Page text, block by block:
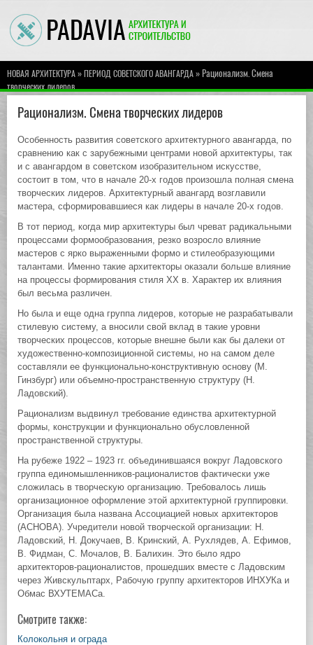
НОВАЯ АРХИТЕКТУРА»ПЕРИОД СОВЕТСКОГО АВАНГАРДА» Рационализм. Смена
творческих лидеров
Рационализм. Смена творческих лидеров
Особенность развития советского архитектурного авангарда, по
сравнению как с зарубежными центрами новой архитектуры, так
и с авангардом в советском изобразительном искусстве,
состоит в том, что в начале 20-х годов произошла полная смена
творческих лидеров. Архитектурный авангард возглавили
мастера, сформировавшиеся как лидеры в начале 20-х годов.
В тот период, когда мир архитектуры был чреват радикальными
процессами формообразования, резко возросло влияние
мастеров с ярко выраженными формо и стилеобразующими
талантами. Именно такие архитекторы оказали больше влияние
на процессы формирования стиля XX в. Характер их влияния
был весьма различен.
Но была и еще одна группа лидеров, которые не разрабатывали
стилевую систему, а вносили свой вклад в такие уровни
творческих процессов, которые внешне были как бы далеки от
художественно-композиционной системы, но на самом деле
составляли ее функционально-конструктивную основу (М.
Гинзбург) или объемно-пространственную структуру (Н.
Ладовский).
Рационализм выдвинул требование единства архитектурной
формы, конструкции и функционально обусловленной
пространственной структуры.
На рубеже 1922 – 1923 гг. объединившаяся вокруг Ладовского
группа единомышленников-рационалистов фактически уже
сложилась в творческую организацию. Требовалось лишь
организационное оформление этой архитектурной группировки.
Организация была названа Ассоциацией новых архитекторов
(АСНОВА). Учредители новой творческой организации: Н.
Ладовский, Н. Докучаев, В. Кринский, А. Рухлядев, А. Ефимов,
В. Фидман, С. Мочалов, В. Балихин. Это было ядро
архитекторов-рационалистов, прошедших вместе с Ладовским
через Живскульптарх, Рабочую группу архитекторов ИНХУКа и
Обмас ВХУТЕМАСа.
Смотрите также:
Колокольня и ограда